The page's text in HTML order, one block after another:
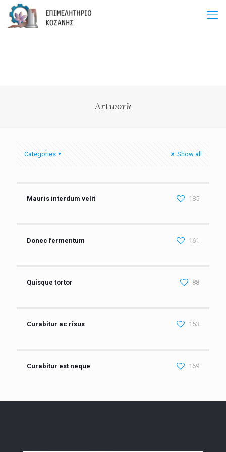
Artwork
Categories Show all
Mauris interdum velit 185
Donec fermentum 161
Quisque tortor 88
Curabitur ac risus 153
Curabitur est neque 169